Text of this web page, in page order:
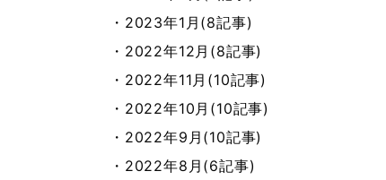
・2023年1月(8記事)
・2022年12月(8記事)
・2022年11月(10記事)
・2022年10月(10記事)
・2022年9月(10記事)
・2022年8月(6記事)